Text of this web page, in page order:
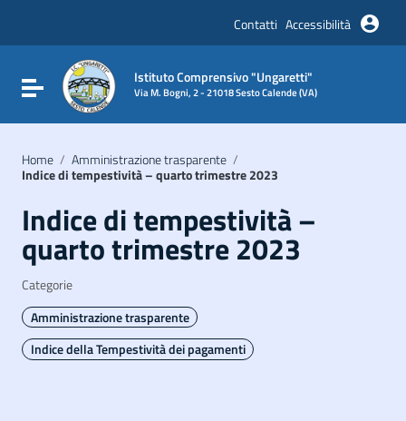
Vai al footer
Contatti Accessibilità
Attiva / disattiva la navigazione
Istituto Comprensivo "Ungaretti"
Via M. Bogni, 2 - 21018 Sesto Calende (VA)
Home / Amministrazione trasparente /
Indice di tempestività – quarto trimestre 2023
Indice di tempestività –
quarto trimestre 2023
Categorie
Amministrazione trasparente
Indice della Tempestività dei pagamenti